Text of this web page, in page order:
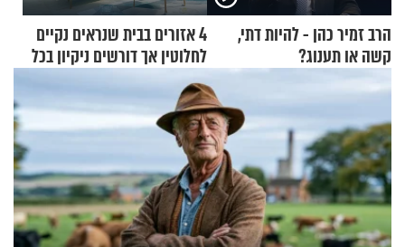
הרב זמיר כהן - להיות דתי,
קשה או תענוג?
4 אזורים בבית שנראים נקיים
לחלוטין אך דורשים ניקיון בכל
סוף שבוע